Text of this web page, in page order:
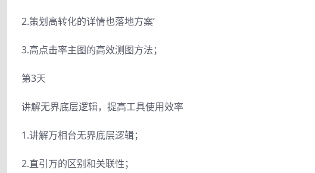
2.策划高转化的详情也落地方案‘
3.高点击率主图的高效测图方法；
第3天
讲解无界底层逻辑，提高工具使用效率
1.讲解万相台无界底层逻辑；
2.直引万的区别和关联性；